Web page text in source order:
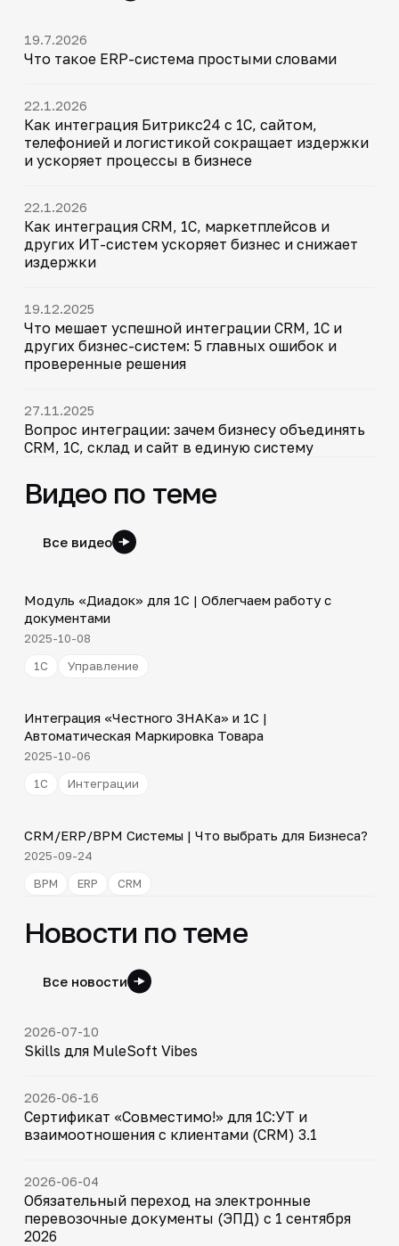
19.7.2026
Что такое ERP-система простыми словами
22.1.2026
Как интеграция Битрикс24 с 1С, сайтом,
телефонией и логистикой сокращает издержки
и ускоряет процессы в бизнесе
22.1.2026
Как интеграция CRM, 1С, маркетплейсов и
других ИТ-систем ускоряет бизнес и снижает
издержки
19.12.2025
Что мешает успешной интеграции CRM, 1С и
других бизнес-систем: 5 главных ошибок и
проверенные решения
27.11.2025
Вопрос интеграции: зачем бизнесу объединять
CRM, 1С, склад и сайт в единую систему
Видео по теме
Все видео
▶
Модуль «Диадок» для 1С | Облегчаем работу с
документами
2025-10-08
1С
Управление
▶
Интеграция «Честного ЗНАКа» и 1С |
Автоматическая Маркировка Товара
2025-10-06
1С
Интеграции
▶
CRM/ERP/BPM Системы | Что выбрать для Бизнеса?
2025-09-24
BPM
ERP CRM
Новости по теме
Все новости
2026-07-10
Skills для MuleSoft Vibes
2026-06-16
Сертификат «Совместимо!» для 1С:УТ и
взаимоотношения с клиентами (CRM) 3.1
2026-06-04
Обязательный переход на электронные
перевозочные документы (ЭПД) с 1 сентября
2026